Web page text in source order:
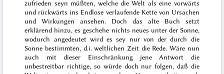
zufrieden seyn müßten, welche die Welt als eine vorwärts
und rückwärts ins Endlose verlaufende Kette von Ursachen
und Wirkungen ansehen. Doch das alte Buch setzt
erklärend hinzu,es geschehe nichts neues unter der Sonne,
wodurch angedeutet wird es sey nur von der durch die
Sonne bestimmten, d.i. weltlichen Zeit die Rede. Wäre nun
auch mit dieser Einschränkung jene Antwort die
unbestreitbar richtige, so würde doch nur folgen, daß die